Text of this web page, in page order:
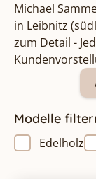
Michael
in Leibnitz
zum Detail -
Modelle
Edelholz